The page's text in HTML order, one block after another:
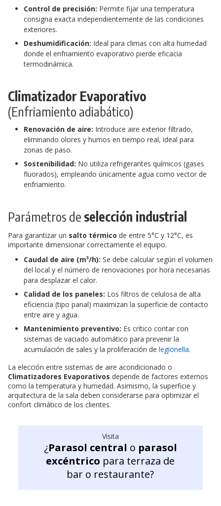
Control de precisión: Permite fijar una temperatura
consigna exacta independientemente de las condiciones
exteriores.
Deshumidificación: Ideal para climas con alta humedad
donde el enfriamiento evaporativo pierde eficacia
termodinámica.
Climatizador Evaporativo
(Enfriamiento adiabático)
Renovación de aire: Introduce aire exterior filtrado,
eliminando olores y humos en tiempo real, ideal para
zonas de paso.
Sostenibilidad: No utiliza refrigerantes químicos (gases
fluorados), empleando únicamente agua como vector de
enfriamiento.
Parámetros de selección industrial
Para garantizar un salto térmico de entre 5°C y 12°C, es
importante dimensionar correctamente el equipo.
Caudal de aire (m³/h): Se debe calcular según el volumen
del local y el número de renovaciones por hora necesarias
para desplazar el calor.
Calidad de los paneles: Los filtros de celulosa de alta
eficiencia (tipo panal) maximizan la superficie de contacto
entre aire y agua.
Mantenimiento preventivo: Es crítico contar con
sistemas de vaciado automático para prevenir la
acumulación de sales y la proliferación de legionella.
La elección entre sistemas de aire acondicionado o
Climatizadores Evaporativos depende de factores externos
como la temperatura y humedad. Asimismo, la superficie y
arquitectura de la sala deben considerarse para optimizar el
confort climático de los clientes.
Visita
¿Parasol central o parasol
excéntrico para terraza de
bar o restaurante?